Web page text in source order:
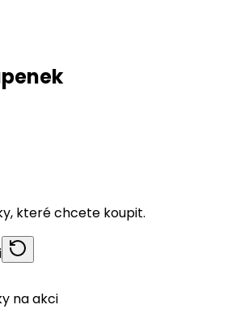
které chcete koupit.
na akci